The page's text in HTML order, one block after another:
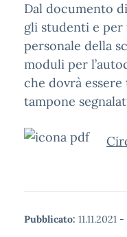
Dal documento
gli studenti e
personale della
moduli per
che dovrà
tampone
Pubblicato: 11.11.2021 -